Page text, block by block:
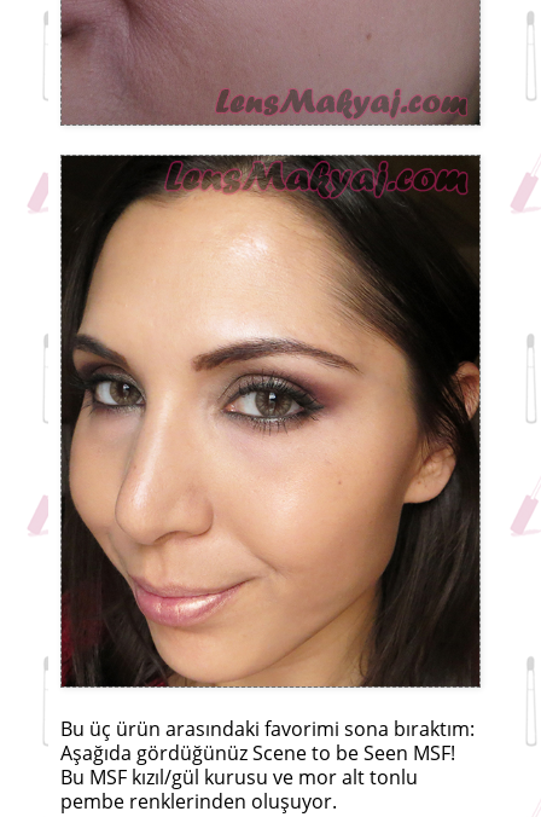
Bu üç ürün arasındaki favorimi sona bıraktım:
Aşağıda gördüğünüz Scene to be Seen MSF!
Bu MSF kızıl/gül kurusu ve mor alt tonlu
pembe renklerinden oluşuyor.